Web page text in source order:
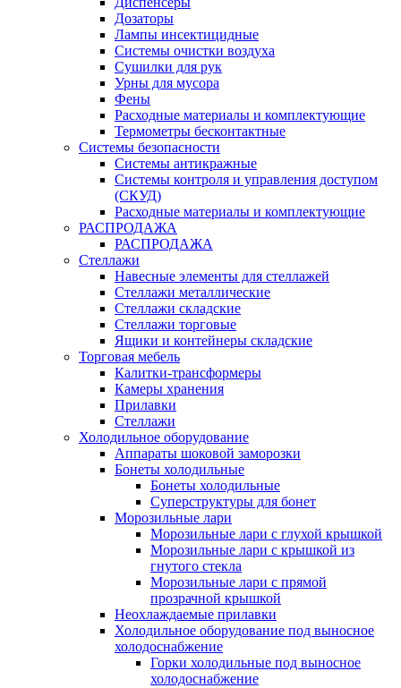
Дозаторы
Лампы инсектицидные
Системы очистки воздуха
Сушилки для рук
Урны для мусора
Фены
Расходные материалы и комплектующие
Термометры бесконтактные
Системы безопасности
Системы антикражные
Системы контроля и управления доступом
(СКУД)
Расходные материалы и комплектующие
РАСПРОДАЖА
РАСПРОДАЖА
Стеллажи
Навесные элементы для стеллажей
Стеллажи металлические
Стеллажи складские
Стеллажи торговые
Ящики и контейнеры складские
Торговая мебель
Калитки-трансформеры
Камеры хранения
Прилавки
Стеллажи
Холодильное оборудование
Аппараты шоковой заморозки
Бонеты холодильные
Бонеты холодильные
Суперструктуры для бонет
Морозильные лари
Морозильные лари с глухой крышкой
Морозильные лари с крышкой из
гнутого стекла
Морозильные лари с прямой
прозрачной крышкой
Неохлаждаемые прилавки
Холодильное оборудование под выносное
холодоснабжение
Горки холодильные под выносное
холодоснабжение